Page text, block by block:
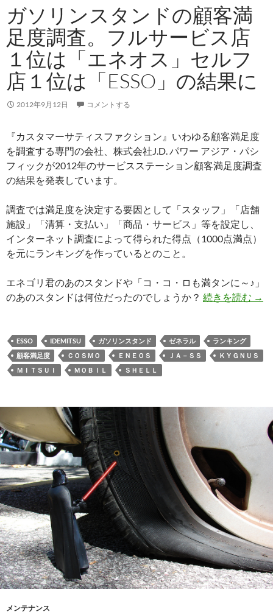
ガソリンスタンドの顧客満
足度調査。フルサービス店
１位は「エネオス」セルフ
店１位は「ESSO」の結果に
2012年9月12日 コメントする
『カスタマーサティスファクション』いわゆる顧客満足度
を調査する専門の会社、株式会社J.D. パワー アジア・パシ
フィックが2012年のサービスステーション顧客満足度調査
の結果を発表しています。
調査では満足度を決定する要因として「スタッフ」「店舗
施設」「清算・支払い」「商品・サービス」等を設定し、
インターネット調査によって得られた得点（1000点満点）
を元にランキングを作っているとのこと。
エネゴリ君のあのスタンドや「コ・コ・ロも満タンに～♪」
のあのスタンドは何位だったのでしょうか？ 続きを読む →
ESSO IDEMITSU ガソリンスタンド ゼネラル
ランキング
顧客満足度
ＣＯＳＭＯ ＥＮＥＯＳ ＪＡ－ＳＳ
ＫＹＧＮＵＳ
ＭＩＴＳＵＩ
ＭＯＢＩＬ ＳＨＥＬＬ
メンテナンス